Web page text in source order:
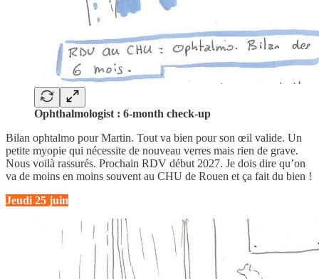
Ophthalmologist : 6-month check-up
Bilan ophtalmo pour Martin. Tout va bien pour son œil valide. Un
petite myopie qui nécessite de nouveau verres mais rien de grave.
Nous voilà rassurés. Prochain RDV début 2027. Je dois dire qu’on
va de moins en moins souvent au CHU de Rouen et ça fait du bien !
Jeudi 25 juin